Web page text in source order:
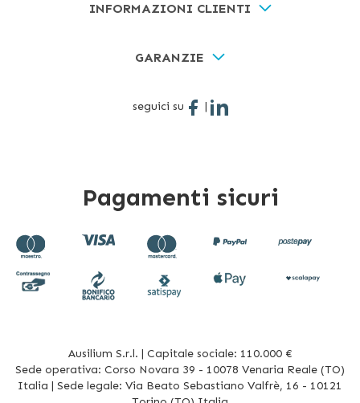
INFORMAZIONI CLIENTI
GARANZIE
seguici su |
Pagamenti sicuri
Ausilium S.r.l. | Capitale sociale: 110.000 €
Sede operativa: Corso Novara 39 - 10078 Venaria Reale (TO)
Italia | Sede legale: Via Beato Sebastiano Valfrè, 16 - 10121